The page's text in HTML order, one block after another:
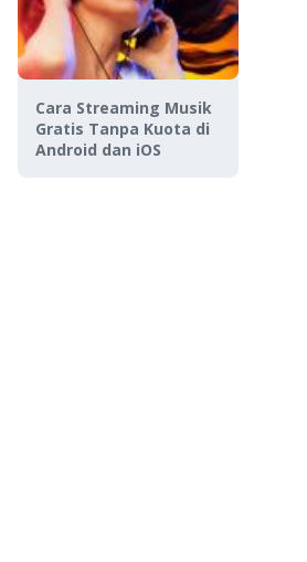
Cara Streaming Musik
Gratis Tanpa Kuota di
Android dan iOS